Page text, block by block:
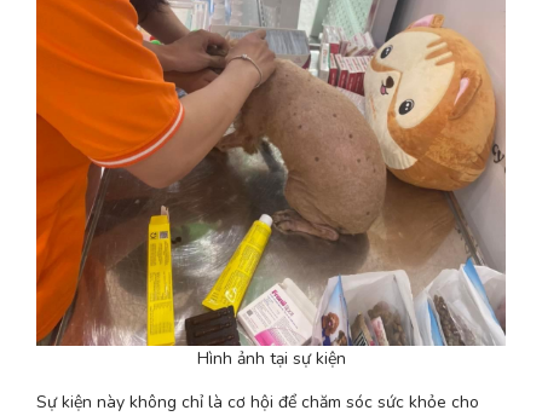
Hình ảnh tại sự kiện
Sự kiện này không chỉ là cơ hội để chăm sóc sức khỏe cho